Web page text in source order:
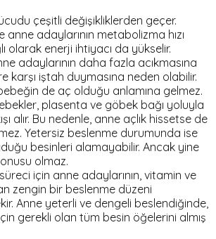
çeşitli değişikliklerden geçer.
anne adaylarının metabolizma hızı
olarak enerji ihtiyacı da yükselir.
adaylarının daha fazla acıkmasına
karşı iştah duymasına neden olabilir.
de aç olduğu anlamına gelmez.
plasenta ve göbek bağı yoluyla
alır. Bu nedenle, anne açlık hissetse de
Yetersiz beslenme durumunda ise
besinleri alamayabilir. Ancak yine
olmaz.
için anne adaylarının, vitamin ve
zengin bir beslenme düzeni
Anne yeterli ve dengeli beslendiğinde,
gerekli olan tüm besin öğelerini almış